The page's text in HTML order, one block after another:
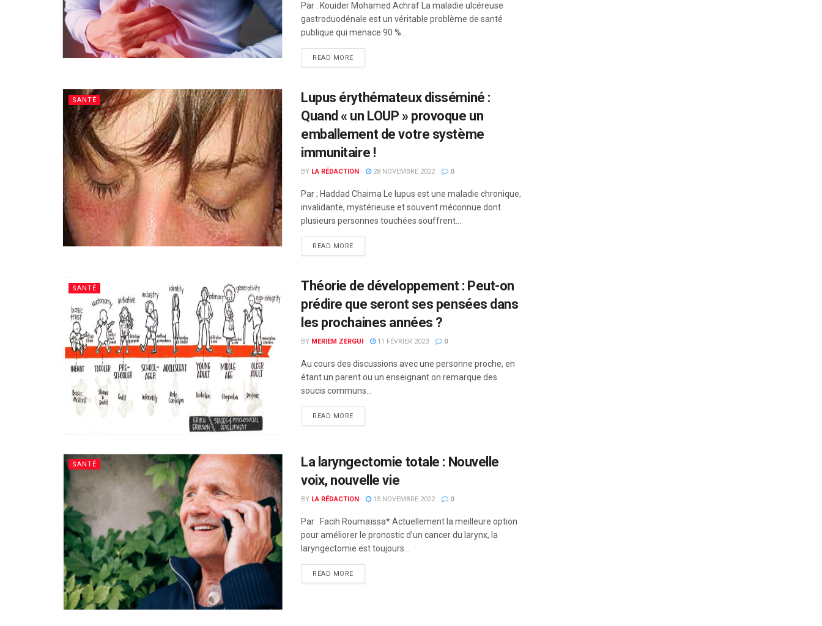
Par : Kouider Mohamed Achraf La maladie ulcéreuse
gastroduodénale est un véritable problème de santé
publique qui menace 90 %...
READ MORE
SANTÉ
Lupus érythémateux disséminé :
Quand « un LOUP » provoque un
emballement de votre système
immunitaire !
BY LA RÉDACTION 28 NOVEMBRE 2022 0
Par ; Haddad Chaima Le lupus est une maladie chronique,
invalidante, mystérieuse et souvent méconnue dont
plusieurs personnes touchées souffrent...
READ MORE
SANTÉ
Théorie de développement : Peut-on
prédire que seront ses pensées dans
les prochaines années ?
BY MERIEM ZERGUI 11 FÉVRIER 2023 0
Au cours des discussions avec une personne proche, en
étant un parent ou un enseignant on remarque des
soucis communs...
READ MORE
SANTÉ
La laryngectomie totale : Nouvelle
voix, nouvelle vie
BY LA RÉDACTION 15 NOVEMBRE 2022 0
Par : Facih Roumaïssa* Actuellement la meilleure option
pour améliorer le pronostic d’un cancer du larynx, la
laryngectomie est toujours...
READ MORE